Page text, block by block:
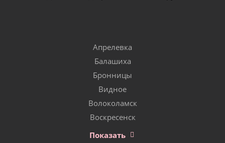
Апрелевка
Балашиха
Бронницы
Видное
Волоколамск
Воскресенск
Показать